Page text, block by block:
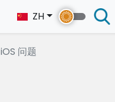
ZH
iOS 问题